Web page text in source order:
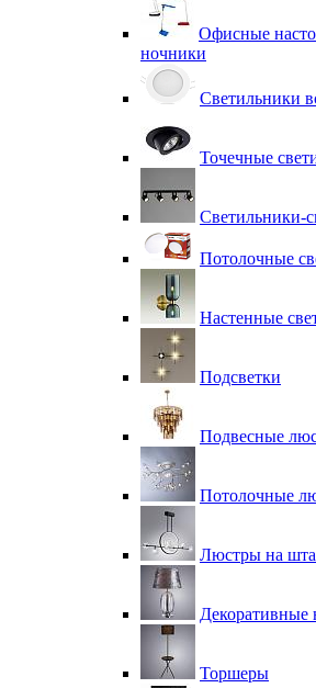
Офисные
ночники
Светильники
Точечные
Светильники-
Потолочные
Настенные
Подсветки
Подвесные
Потолочные
Люстры на
Декоративные
Торшеры